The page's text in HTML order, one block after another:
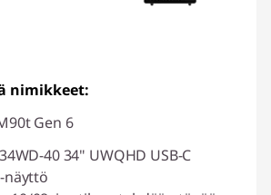
nimikkeet:
Gen 6
40 34" UWQHD USB-C
näyttö